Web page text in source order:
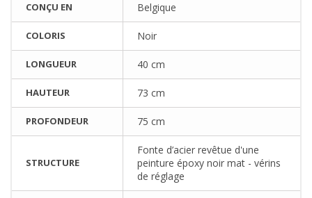
CONÇU EN Belgique
COLORIS Noir
LONGUEUR 40 cm
HAUTEUR 73 cm
PROFONDEUR 75 cm
STRUCTURE
Fonte d’acier revêtue d'une
peinture époxy noir mat - vérins
de réglage